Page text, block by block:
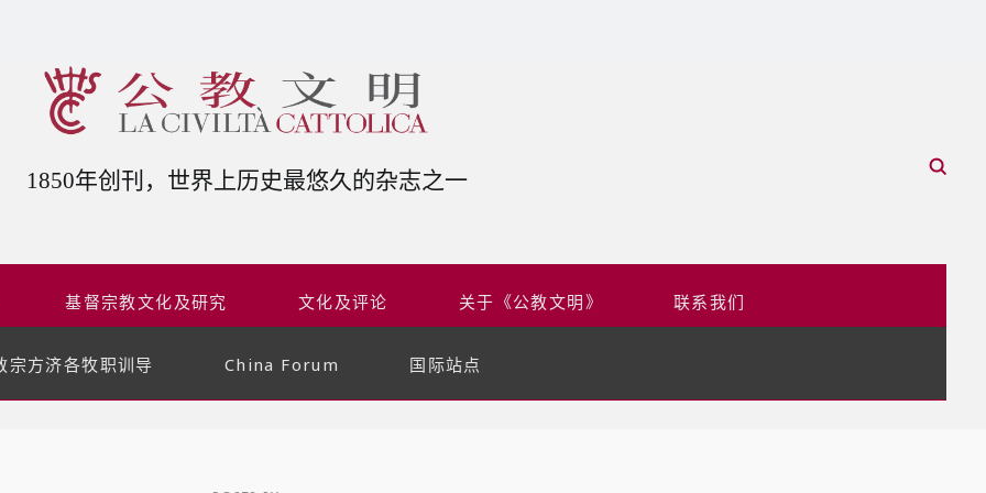
1850年创刊，世界上历史最悠久的杂志之一
基督宗教文化及研究 文化及评论 关于《公教文明》 联系我们
宗方济各牧职训导 China Forum 国际站点